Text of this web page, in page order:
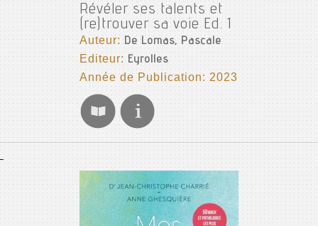
Révéler ses talents et
(re)trouver sa voie Ed. 1
Auteur:De Lomas, Pascale
Editeur: Eyrolles
Année de Publication: 2023